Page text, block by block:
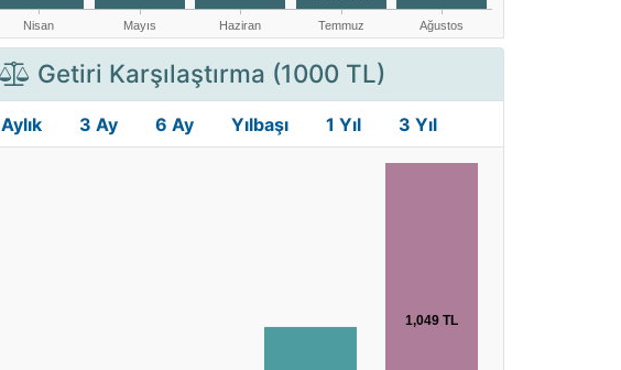
Getiri Karşılaştırma (1000 TL)
Aylık 3 Ay 6 Ay Yılbaşı 1 Yıl 3 Yıl